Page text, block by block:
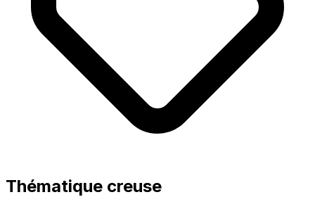
Thématique creuse